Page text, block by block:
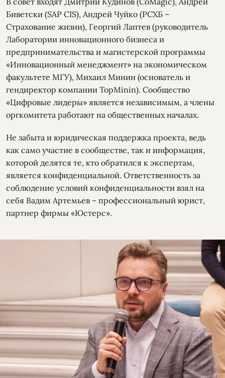
Биветски (SAP CIS), Андрей Чуйко (РСХБ –
Страхование жизни), Георгий Лаптев (руководитель
Лаборатории инновационного бизнеса и
предпринимательства и магистерской программы
«Инновационный менеджмент» на экономическом
факультете МГУ), Михаил Минин (основатель и
гендиректор компании TopMinin). Сообщество
«Цифровые лидеры» является независимым, а члены
оргкомитета работают на общественных началах.
Не забыта и юридическая поддержка проекта, ведь
как само участие в сообществе, так и информация,
которой делятся те, кто обратился к экспертам,
является конфиденциальной. Ответственность за
соблюдение условий конфиденциальности взял на
себя Вадим Артемьев – профессиональный юрист,
партнер фирмы «Юстерс».